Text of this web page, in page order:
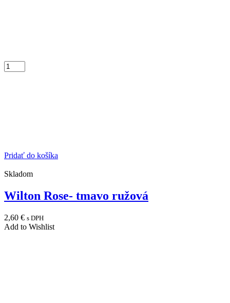
Pridať do košíka
Skladom
Wilton Rose- tmavo ružová
2,60 € s DPH
Add to Wishlist